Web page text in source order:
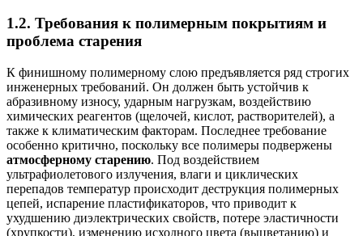
1.2. Требования к полимерным покрытиям и
проблема старения
К финишному полимерному слою предъявляется ряд строгих
инженерных требований. Он должен быть устойчив к
абразивному износу, ударным нагрузкам, воздействию
химических реагентов (щелочей, кислот, растворителей), а
также к климатическим факторам. Последнее требование
особенно критично, поскольку все полимеры подвержены
атмосферному старению. Под воздействием
ультрафиолетового излучения, влаги и циклических
перепадов температур происходит деструкция полимерных
цепей, испарение пластификаторов, что приводит к
ухудшению диэлектрических свойств, потере эластичности
(хрупкости), изменению исходного цвета (выцветанию) и